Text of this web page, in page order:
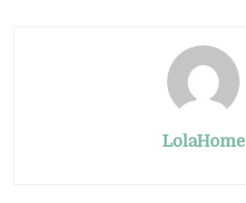
LolaHome